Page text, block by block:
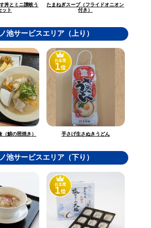
丼とミニ讃岐う
ット
たまねぎスープ（フライドオニオン
付き）
池サービスエリア（上り）
鯖の照焼き） 手さげ生さぬきうどん
池サービスエリア（下り）